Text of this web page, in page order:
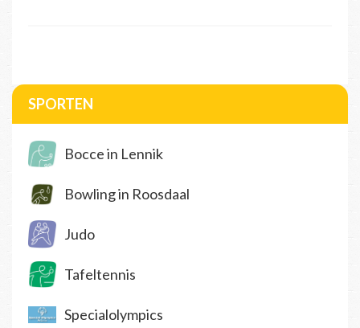
SPORTEN
Bocce in Lennik
Bowling in Roosdaal
Judo
Tafeltennis
Specialolympics